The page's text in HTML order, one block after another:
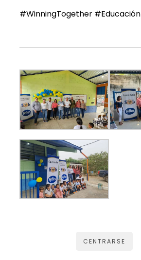
#WinningTogether #Educación
CENTRARSE